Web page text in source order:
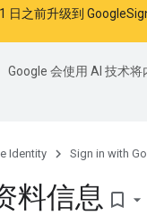
日之前升级到
Google 会使用 AI 技术
Identity Sign in with
料信息 bookmark_border